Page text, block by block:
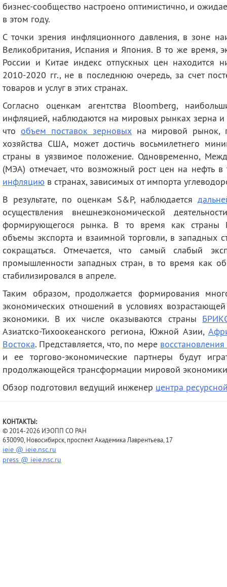
бизнес-сообщество настроено оптимистично, и
в этом году.
С точки зрения инфляционного давления, в зоне
Великобритания, Испания и Япония. В то же время,
России и Китае индекс отпускных цен находится
2010-2020 гг., не в последнюю очередь, за счет
товаров и услуг в этих странах.
Согласно оценкам агентства Bloomberg,
инфляцией, наблюдаются на мировых рынках зерна и
что объем поставок зерновых на мировой рынок,
хозяйства США, может достичь восьмилетнего
страны в уязвимое положение. Одновременно,
(МЭА) отмечает, что возможный рост цен на нефть
инфляцию в странах, зависимых от импорта
В результате, по оценкам S&P, наблюдается
осуществления внешнеэкономической
формирующегося рынка. В то время как страны
объемы экспорта и взаимной торговли, в западных
сокращаться. Отмечается, что самый слабый
промышленности западных стран, в то время как
стабилизировался в апреле.
Таким образом, продолжается формирования
экономических отношений в условиях
экономики. В их числе оказываются страны
Азиатско-Тихоокеанского региона, Южной Азии,
Востока. Представляется, что, по мере
и ее торгово-экономические партнеры будут
продолжающейся трансформации мировой
Обзор подготовил ведущий инженер центра
КОНТАКТЫ:
© 2014-2026 ИЭОПП СО РАН
630090, Новосибирск, проспект Академика Лаврентьева, 17
ieie @ ieie.nsc.ru
press @ ieie.nsc.ru